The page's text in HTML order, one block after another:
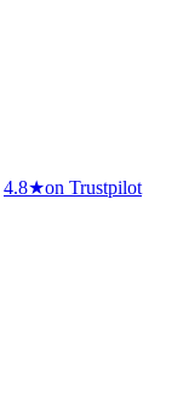
4.8★on Trustpilot